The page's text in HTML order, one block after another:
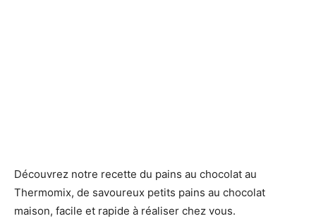
Découvrez notre recette du pains au chocolat au
Thermomix, de savoureux petits pains au chocolat
maison, facile et rapide à réaliser chez vous.